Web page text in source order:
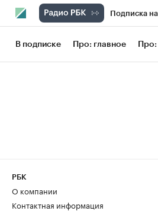
Подписка
РБК Вино
В подписке Про: главное Про:
РБК
О компании
Контактная информация